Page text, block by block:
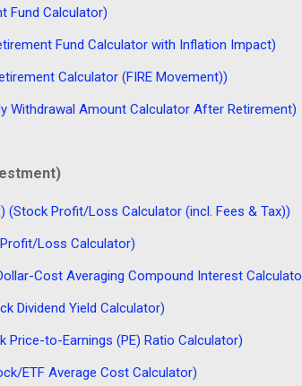
Fund Calculator)
Fund Calculator with Inflation Impact)
Calculator (FIRE Movement))
Withdrawal Amount Calculator After Retirement)
(Stock Profit/Loss Calculator (incl. Fees & Tax))
Loss Calculator)
Cost Averaging Compound Interest
Dividend Yield Calculator)
Price-to-Earnings (PE) Ratio Calculator)
ETF Average Cost Calculator)